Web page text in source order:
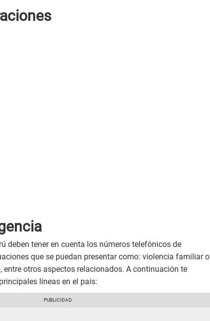
deben tener en cuenta los números telefónicos de
que se puedan presentar como: violencia familiar o
entre otros aspectos relacionados. A continuación te
líneas en el país: